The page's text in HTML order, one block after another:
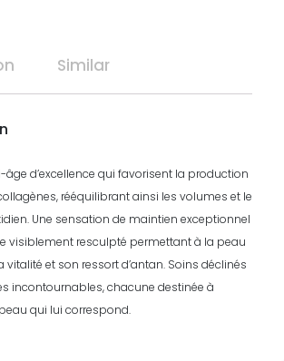
Similar
âge d’excellence qui favorisent la production
rééquilibrant ainsi les volumes et le
Une sensation de maintien exceptionnel
visiblement resculpté permettant à la peau
vitalité et son ressort d’antan. Soins déclinés
incontournables, chacune destinée à
qui lui correspond.